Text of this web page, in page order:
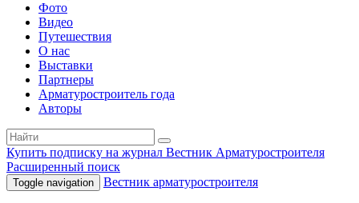
Фото
Видео
Путешествия
О нас
Выставки
Партнеры
Арматуростроитель года
Авторы
Купить подписку на журнал Вестник Арматуростроителя
Расширенный поиск
Toggle navigation Вестник арматуростроителя